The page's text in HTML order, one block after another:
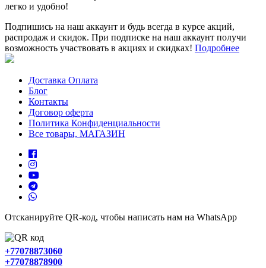
легко и удобно!
Подпишись на наш аккаунт и будь всегда в курсе акций,
распродаж и скидок. При подписке на наш аккаунт получи
возможность участвовать в акциях и скидках! Подробнее
Доставка Оплата
Блог
Контакты
Договор оферта
Политика Конфиденциальности
Все товары, МАГАЗИН
Отсканируйте QR-код, чтобы написать нам на WhatsApp
+77078873060
+77078878900